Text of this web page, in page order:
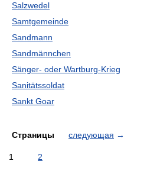
Salzwedel
Samtgemeinde
Sandmann
Sandmännchen
Sänger- oder Wartburg-Krieg
Sanitätssoldat
Sankt Goar
Страницы следующая →
1 2